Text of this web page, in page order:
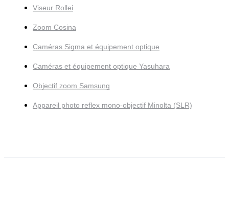
Viseur Rollei
Zoom Cosina
Caméras Sigma et équipement optique
Caméras et équipement optique Yasuhara
Objectif zoom Samsung
Appareil photo reflex mono-objectif Minolta (SLR)